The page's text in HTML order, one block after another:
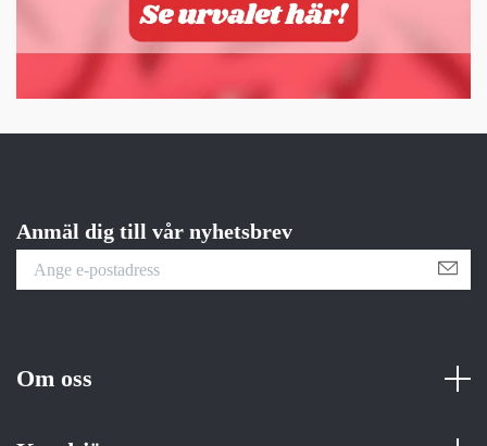
Anmäl dig till vår nyhetsbrev
Om oss